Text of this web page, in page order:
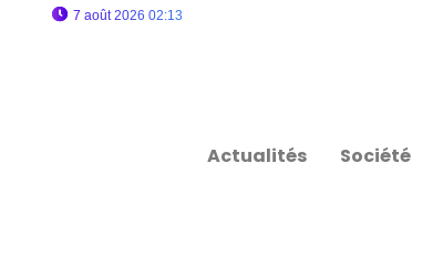
7 août 2026 02:13
Actualités Société